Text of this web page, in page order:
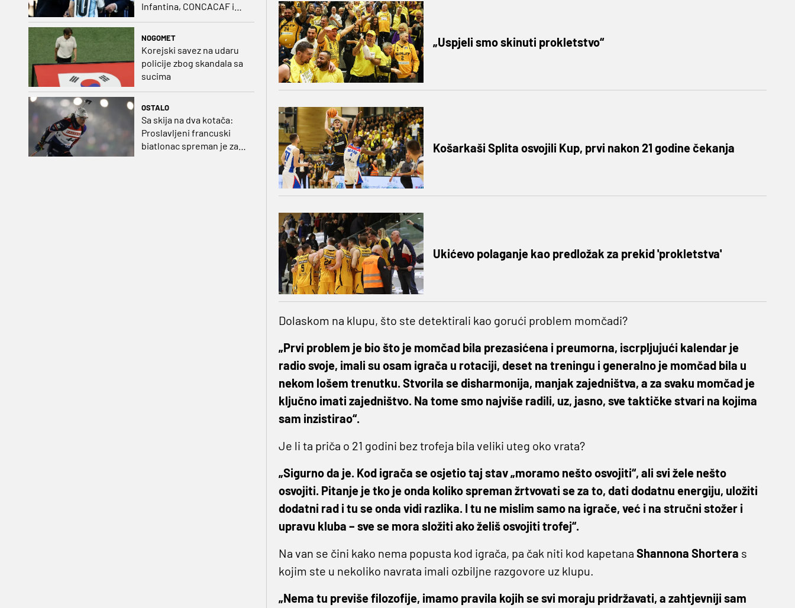
Infantina, CONCACAF i
CONMEBOL više nisu
NOGOMET
Korejski savez na udaru
policije zbog skandala sa
sucima
OSTALO
Sa skija na dva kotača:
Proslavljeni francuski
biatlonac spreman je za
„Uspjeli smo skinuti prokletstvo“
Košarkaši Splita osvojili Kup, prvi nakon 21 godine čekanja
Ukićevo polaganje kao predložak za prekid 'prokletstva'
Dolaskom na klupu, što ste detektirali kao gorući problem momčadi?
„Prvi problem je bio što je momčad bila prezasićena i preumorna, iscrpljujući kalendar je
radio svoje, imali su osam igrača u rotaciji, deset na treningu i generalno je momčad bila u
nekom lošem trenutku. Stvorila se disharmonija, manjak zajedništva, a za svaku momčad je
ključno imati zajedništvo. Na tome smo najviše radili, uz, jasno, sve taktičke stvari na kojima
sam inzistirao“.
Je li ta priča o 21 godini bez trofeja bila veliki uteg oko vrata?
„Sigurno da je. Kod igrača se osjetio taj stav „moramo nešto osvojiti“, ali svi žele nešto
osvojiti. Pitanje je tko je onda koliko spreman žrtvovati se za to, dati dodatnu energiju, uložiti
dodatni rad i tu se onda vidi razlika. I tu ne mislim samo na igrače, već i na stručni stožer i
upravu kluba – sve se mora složiti ako želiš osvojiti trofej“.
Na van se čini kako nema popusta kod igrača, pa čak niti kod kapetana Shannona Shortera s
kojim ste u nekoliko navrata imali ozbiljne razgovore uz klupu.
„Nema tu previše filozofije, imamo pravila kojih se svi moraju pridržavati, a zahtjevniji sam